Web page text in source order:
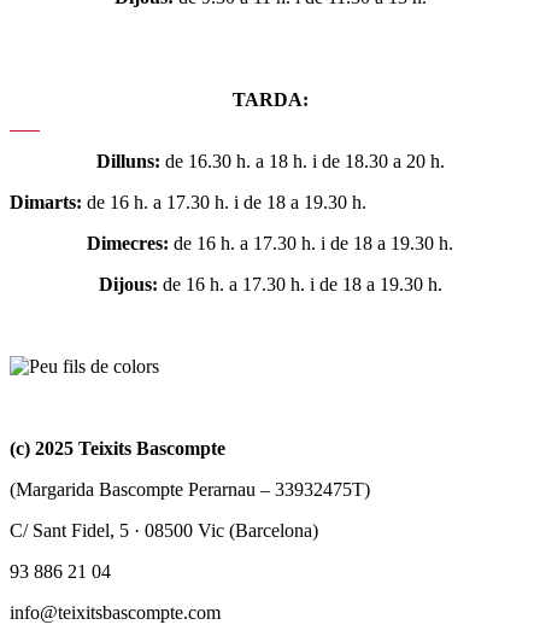
TARDA:
Dilluns: de 16.30 h. a 18 h. i de 18.30 a 20 h.
Dimarts: de 16 h. a 17.30 h. i de 18 a 19.30 h.
Dimecres: de 16 h. a 17.30 h. i de 18 a 19.30 h.
Dijous: de 16 h. a 17.30 h. i de 18 a 19.30 h.
(c) 2025 Teixits Bascompte
(Margarida Bascompte Perarnau – 33932475T)
C/ Sant Fidel, 5 · 08500 Vic (Barcelona)
93 886 21 04
info@teixitsbascompte.com